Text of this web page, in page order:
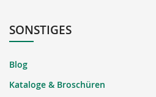
SONSTIGES
Blog
Kataloge & Broschüren